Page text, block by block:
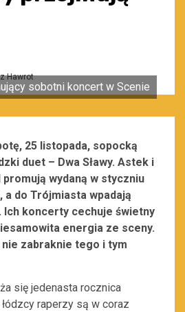
Hawrot
sobotni koncert w Scenie
25 listopada, sopocką
duet – Dwa Sławy. Astek i
promują wydaną w styczniu
a do Trójmiasta wpadają
koncerty cechuje świetny
energia ze sceny.
zabraknie tego i tym
się jedenasta rocznica
raperzy są w coraz